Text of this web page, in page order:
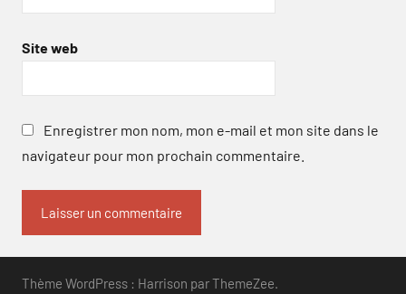
Site web
Enregistrer mon nom, mon e-mail et mon site dans le
navigateur pour mon prochain commentaire.
Thème WordPress : Harrison par ThemeZee.